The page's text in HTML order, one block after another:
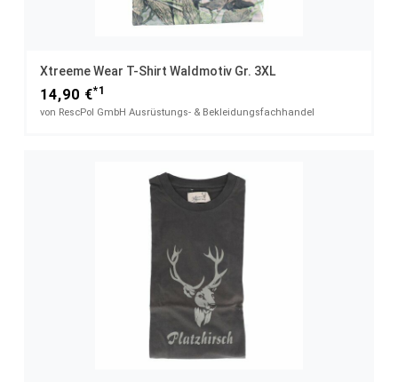
Xtreeme Wear T-Shirt Waldmotiv Gr. 3XL
14,90 €*1
von RescPol GmbH Ausrüstungs- & Bekleidungsfachhandel